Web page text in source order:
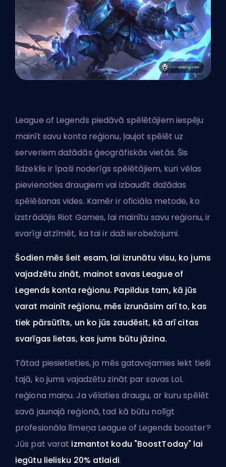
League of Legends piedāvā spēlētājiem iespēju
mainīt savu konta reģionu, ļaujot spēlēt uz
serveriem dažādās ģeogrāfiskās vietās. Šis
līdzeklis ir īpaši noderīgs spēlētājiem, kuri vēlas
pievienoties draugiem vai izbaudīt dažādas
spēlēšanas vides. Kamēr ir oficiāla metode, ko
izstrādājis Riot Games, lai mainītu savu reģionu, ir
svarīgi atzīmēt, ka tai ir daži ierobežojumi.
Šodien mēs šeit esam, lai izrunātu visu, ko jums
vajadzētu zināt, mainot savas League of
Legends konta reģionu. Papildus tam, kā jūs
varat mainīt reģionu, mēs izrunāsim arī to, kas
tiek pārsūtīts, un ko jūs zaudēsit, kā arī citas
svarīgas lietas, kas jums būtu jāzina.
Tātad piesietieties, jo mēs gatavojamies lekt tieši
tajā, ko jums vajadzētu zināt par savas LoL
reģiona maiņu. Ja vēlaties draugu, ar kuru spēlēt
savā jaunajā reģionā, tad kā būtu nolīgt
profesionāla līmeņa League of Legends booster?
Jūs pat varat izmantot kodu "BoostToday" lai
iegūtu lielisku 20% atlaidi.